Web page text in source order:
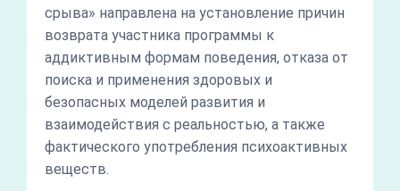
срыва» направлена на установление причин
возврата участника программы к
аддиктивным формам поведения, отказа от
поиска и применения здоровых и
безопасных моделей развития и
взаимодействия с реальностью, а также
фактического употребления психоактивных
веществ.